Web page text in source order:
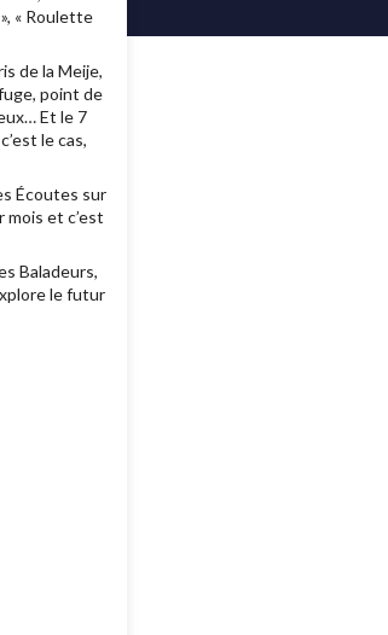
« Roulette
de la Meije,
point de
Et le 7
le cas,
Écoutes sur
et c’est
Baladeurs,
le futur